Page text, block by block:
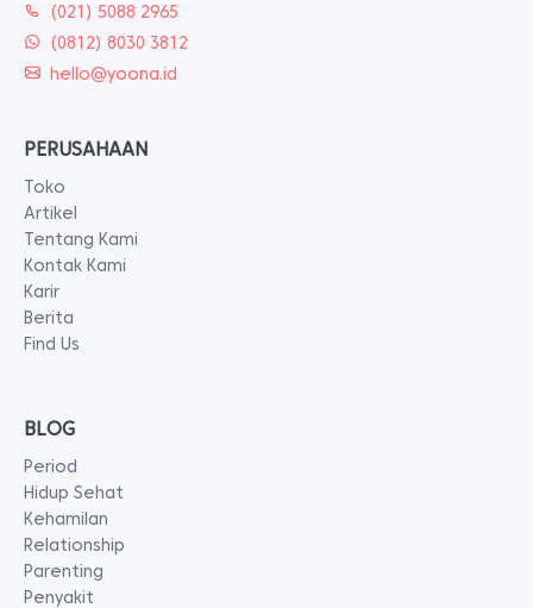
(021) 5088 2965
(0812) 8030 3812
hello@yoona.id
PERUSAHAAN
Toko
Artikel
Tentang Kami
Kontak Kami
Karir
Berita
Find Us
BLOG
Period
Hidup Sehat
Kehamilan
Relationship
Parenting
Penyakit